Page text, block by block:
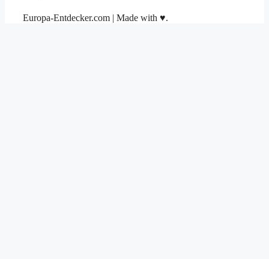
Europa-Entdecker.com | Made with ♥.